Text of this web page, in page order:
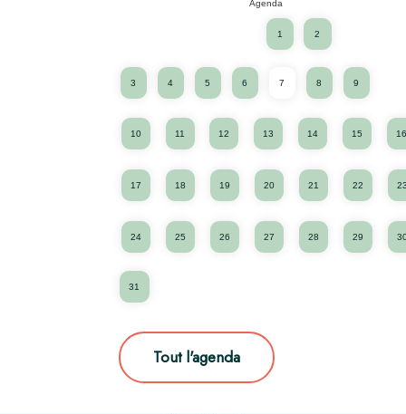
Agenda
1 2
3 4 5 6 7 8 9
10 11 12 13 14 15 16
17 18 19 20 21 22
24 25 26 27 28 29
31
Tout l'agenda